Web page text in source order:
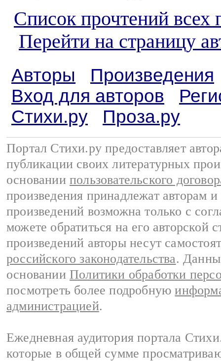
Список прочтений всех
Перейти на страницу
Авторы
Произведения
Вход для авторов
Стихи.ру
Проза.ру
Портал Стихи.ру предоставляет
публикации своих литературных
основании пользовательского
произведения принадлежат авторам
произведений возможна только с
можете обратиться на его авторской
произведений авторы несут
российского законодательства.
основании Политики обработки
посмотреть более подробную
администрацией.
Ежедневная аудитория портала
которые в общей сумме